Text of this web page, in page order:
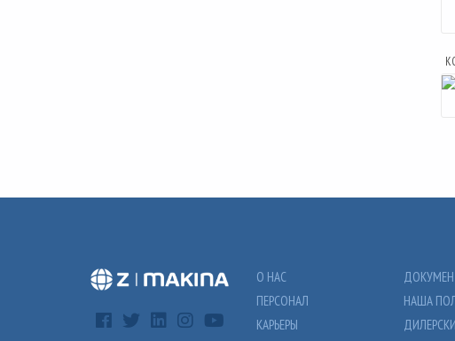
О НАС
ПЕРСОНАЛ
КАРЬЕРЫ
НАША